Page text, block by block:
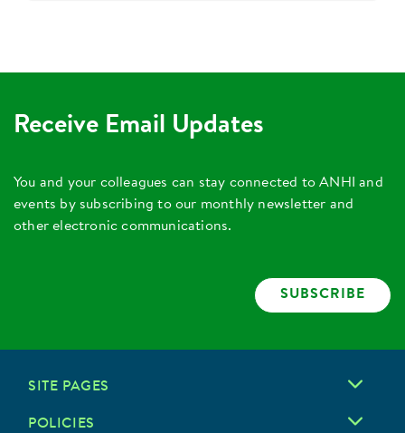
Receive Email Updates
You and your colleagues can stay connected to ANHI and
events by subscribing to our monthly newsletter and
other electronic communications.
SUBSCRIBE
SITE PAGES
POLICIES